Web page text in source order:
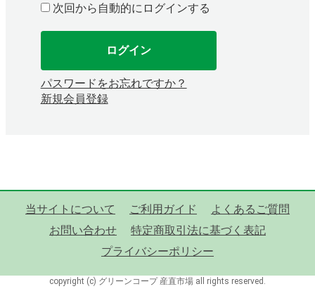
次回から自動的にログインする
ログイン
パスワードをお忘れですか？
新規会員登録
当サイトについて ご利用ガイド
よくあるご質問
お問い合わせ
特定商取引法に基づく表記
プライバシーポリシー
copyright (c) グリーンコープ 産直市場 all rights reserved.